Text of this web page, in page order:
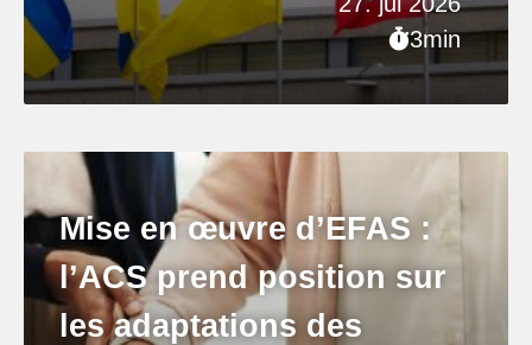
3min
Mise en œuvre d’EFAS :
l’ACS prend position sur
les adaptations des